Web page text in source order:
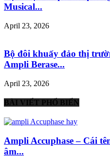
Musical...
April 23, 2026
Bộ đôi khuấy đảo thị
Ampli Berase...
April 23, 2026
BÀI VIẾT PHỔ BIẾN
Ampli Accuphase – Cái
âm...